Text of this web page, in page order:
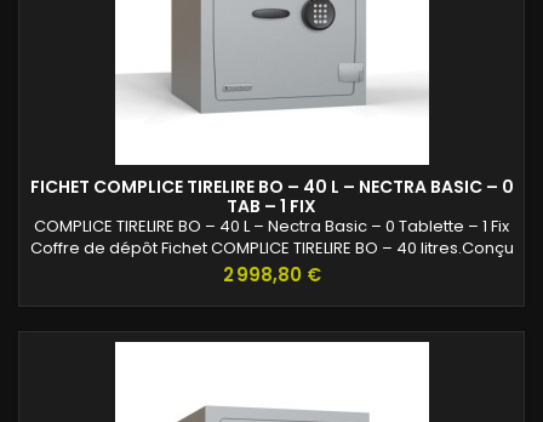
FICHET COMPLICE TIRELIRE BO – 40 L – NECTRA BASIC – 0
TAB – 1 FIX
COMPLICE TIRELIRE BO – 40 L – Nectra Basic – 0 Tablette – 1 Fix
Coffre de dépôt Fichet COMPLICE TIRELIRE BO – 40 litres.Conçu
pour le dépôt sécurisé d’espèces en commerces et
d’un système de protection renforcé.
Prix
2 998,80 €